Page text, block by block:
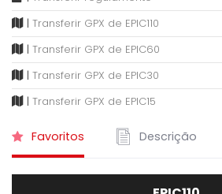
| Transferir GPX de EPIC110
| Transferir GPX de EPIC60
| Transferir GPX de EPIC30
| Transferir GPX de EPIC15
Favoritos Descrição